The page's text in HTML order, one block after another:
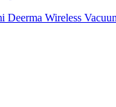
Deerma Wireless